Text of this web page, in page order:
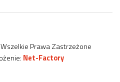
Prawa Zastrzeżone
Net-Factory